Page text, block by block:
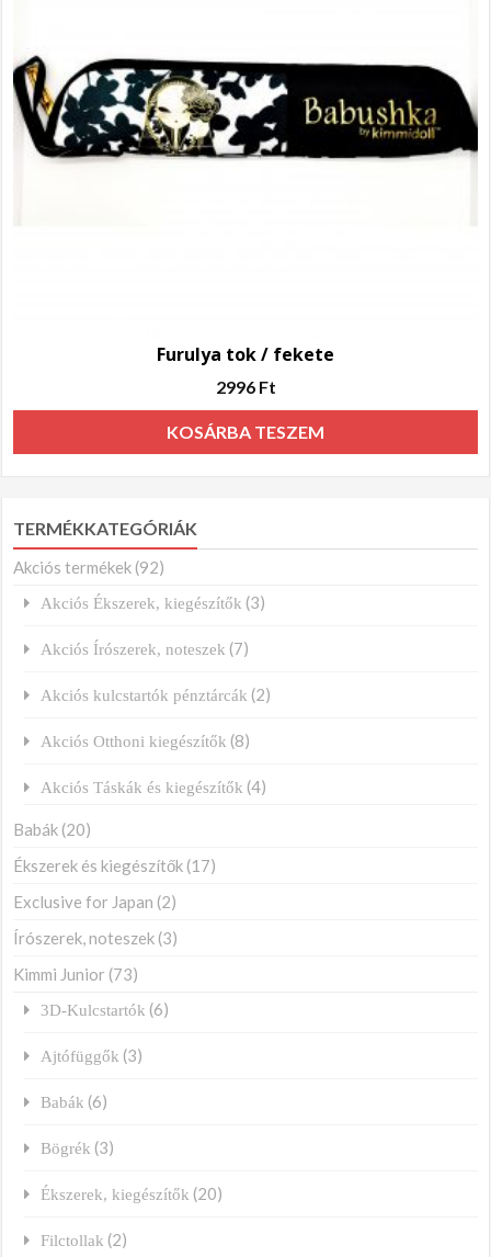
Furulya tok / fekete
2996 Ft
KOSÁRBA TESZEM
TERMÉKKATEGÓRIÁK
Akciós termékek (92)
Akciós Ékszerek, kiegészítők (3)
Akciós Írószerek, noteszek (7)
Akciós kulcstartók pénztárcák (2)
Akciós Otthoni kiegészítők (8)
Akciós Táskák és kiegészítők (4)
Babák (20)
Ékszerek és kiegészítők (17)
Exclusive for Japan (2)
Írószerek, noteszek (3)
Kimmi Junior (73)
3D-Kulcstartók (6)
Ajtófüggők (3)
Babák (6)
Bögrék (3)
Ékszerek, kiegészítők (20)
Filctollak (2)